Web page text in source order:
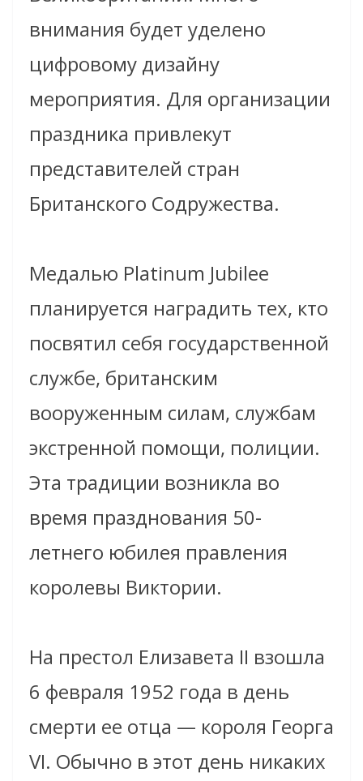
внимания будет уделено
цифровому дизайну
мероприятия. Для организации
праздника привлекут
представителей стран
Британского Содружества.
Медалью Platinum Jubilee
планируется наградить тех, кто
посвятил себя государственной
службе, британским
вооруженным силам, службам
экстренной помощи, полиции.
Эта традиции возникла во
время празднования 50-
летнего юбилея правления
королевы Виктории.
На престол Елизавета II взошла
6 февраля 1952 года в день
смерти ее отца — короля Георга
VI. Обычно в этот день никаких